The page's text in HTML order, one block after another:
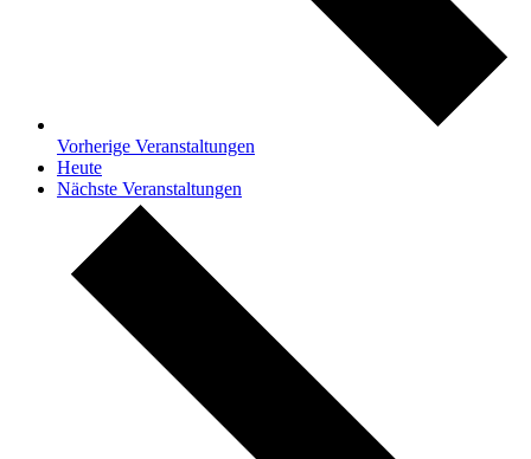
Vorherige Veranstaltungen
Heute
Nächste Veranstaltungen